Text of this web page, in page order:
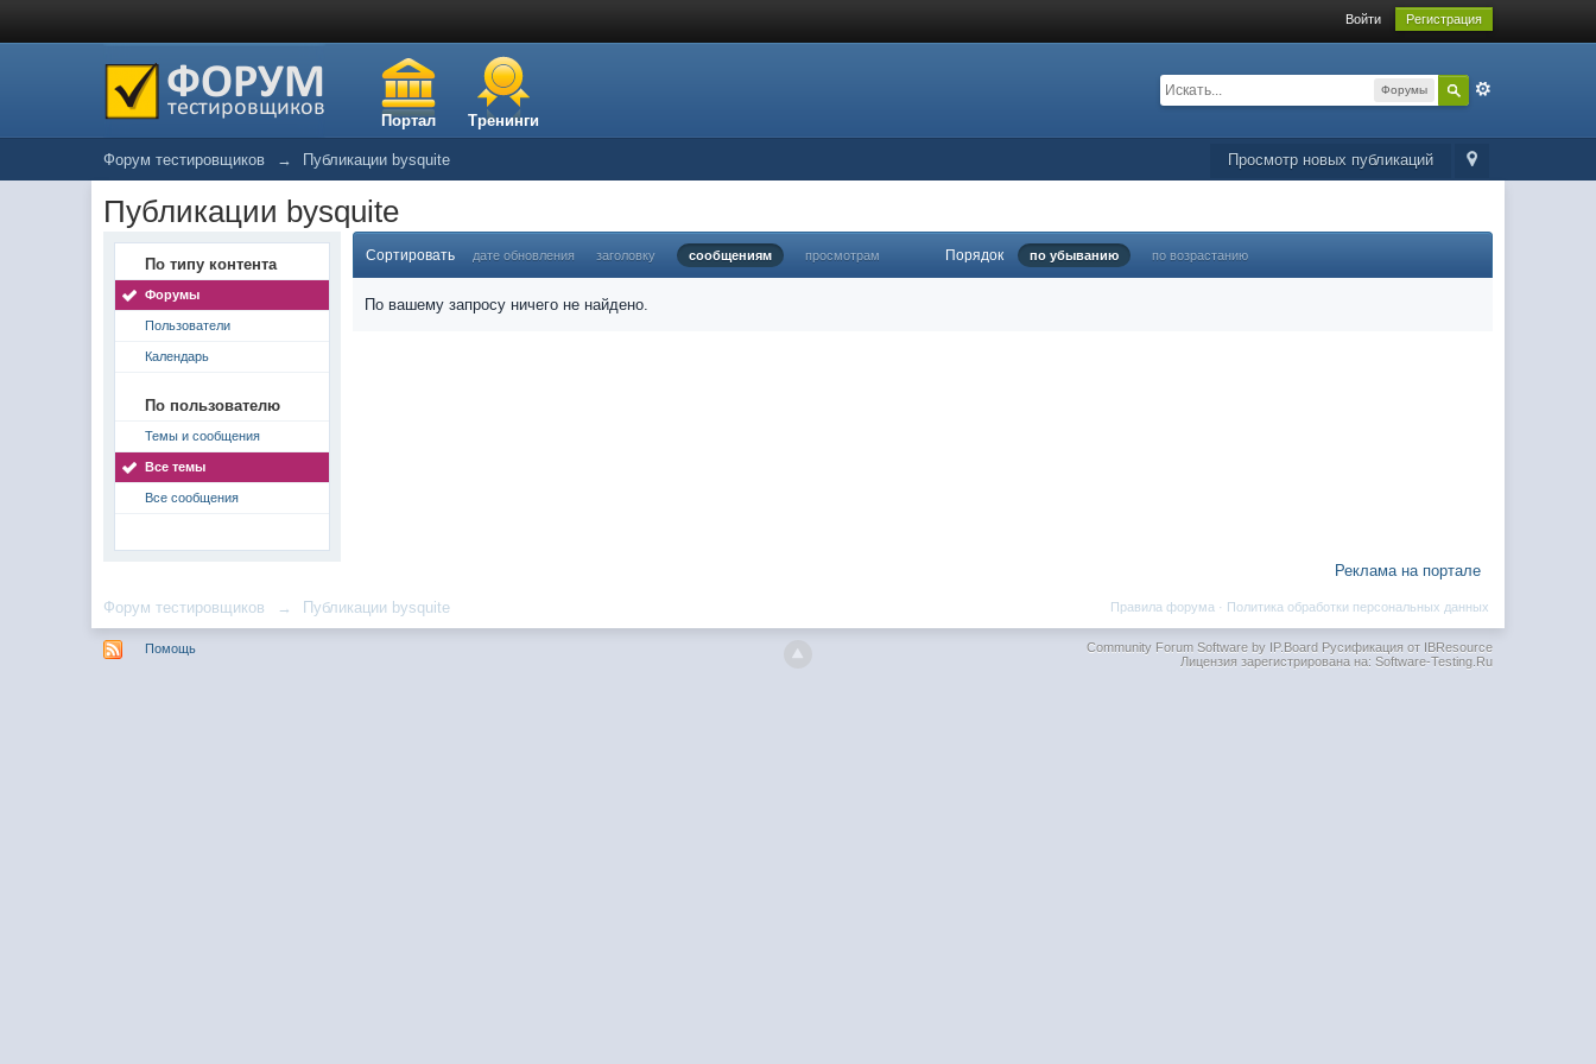
Войти Регистрация
Портал Тренинги
Форумы
Просмотр новых публикаций
Форум тестировщиков → Публикации bysquite
Публикации bysquite
По типу контента
Форумы
Пользователи
Календарь
По пользователю
Темы и сообщения
Все темы
Все сообщения
Сортировать дате обновления заголовку сообщениям просмотрам Порядок по убыванию по возрастанию
По вашему запросу ничего не найдено.
Реклама на портале
Форум тестировщиков → Публикации bysquite Политика обработки персональных данных
Правила форума ·
Помощь Community Forum Software by IP.BoardРусификация от IBResource
Лицензия зарегистрирована на: Software-Testing.Ru